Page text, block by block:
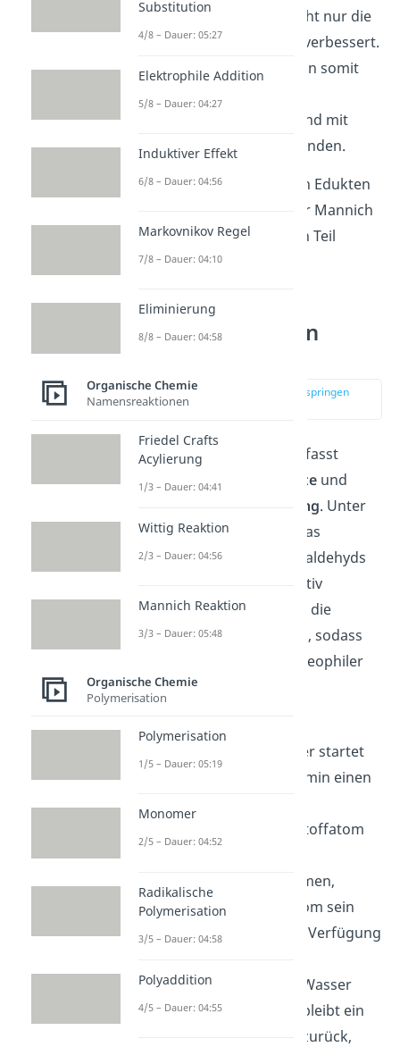
das Eschenmosersalz. Nicht nur die
Selektivität wird dadurch verbessert.
Die Mannich Reaktion kann somit
und mit
größerer Ausbeute
stattfinden.
Durch die richtige Wahl an Edukten
kannst du die Effizienz der Mannich
Reaktion zu einem großen Teil
beeinflussen.
Mannich Reaktion
zur Stelle im Video springen
Die Mannich Reaktion umfasst
mehrere Reaktionsschritte und
Aminoalkylierung. Unter
sauren Bedingungen ist das
Sauerstoffatom des Formaldehyds
protoniert und somit positiv
geladen. Dadurch zieht es die
Elektronen stärker zu sich, sodass
das Kohlenstoffatom nukleophiler
ist.
. Hier startet
das Stickstoffatom vom Amin einen
Formaldehyd. Das Sauerstoffatom
Wasserstoffatom aufnehmen,
während das Stickstoffatom sein
freies Elektronenpaar zur Verfügung
Kondensationsreaktion
: Wasser
wird abgespalten und es bleibt ein
zurück,
Substitution
4/8 – Dauer: 05:27
Elektrophile Addition
5/8 – Dauer: 04:27
Induktiver Effekt
6/8 – Dauer: 04:56
Markovnikov Regel
7/8 – Dauer: 04:10
Eliminierung
8/8 – Dauer: 04:58
Organische Chemie
Namensreaktionen
Friedel Crafts
Acylierung
1/3 – Dauer: 04:41
Wittig Reaktion
2/3 – Dauer: 04:56
Mannich Reaktion
3/3 – Dauer: 05:48
Organische Chemie
Polymerisation
Polymerisation
1/5 – Dauer: 05:19
Monomer
2/5 – Dauer: 04:52
Radikalische
Polymerisation
3/5 – Dauer: 04:58
Polyaddition
4/5 – Dauer: 04:55